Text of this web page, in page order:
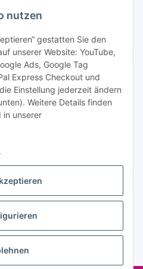
nutzen
gestatten Sie den
unserer Website: YouTube,
Ads, Google Tag
Express Checkout und
Einstellung jederzeit ändern
Weitere Details finden
in unserer
und jederzeit widerruflich
Abonnieren
widerrufen
zzgl.Versand